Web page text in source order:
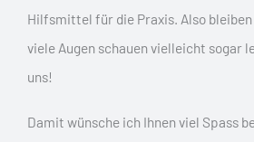
Hilfsmittel für die Praxis. Also
viele Augen schauen vielleicht sogar
uns!
Damit wünsche ich Ihnen viel Spass